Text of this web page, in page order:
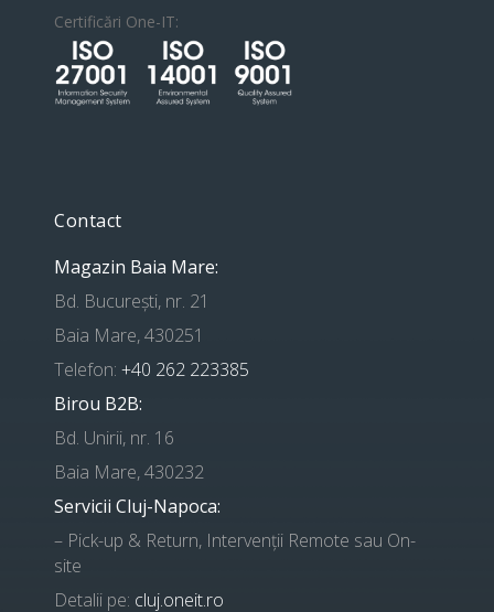
Certificări One-IT:
Contact
Magazin Baia Mare:
Bd. București, nr. 21
Baia Mare, 430251
Telefon: +40 262 223385
Birou B2B:
Bd. Unirii, nr. 16
Baia Mare, 430232
Servicii Cluj-Napoca:
– Pick-up & Return, Intervenții Remote sau On-
site
Detalii pe: cluj.oneit.ro